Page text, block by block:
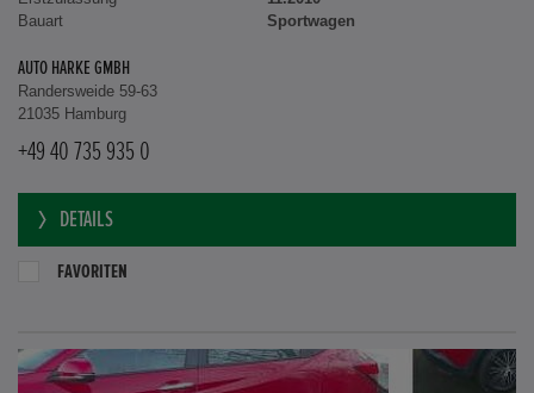
Bauart
Sportwagen
AUTO HARKE GMBH
Randersweide 59-63
21035 Hamburg
+49 40 735 935 0
DETAILS
FAVORITEN